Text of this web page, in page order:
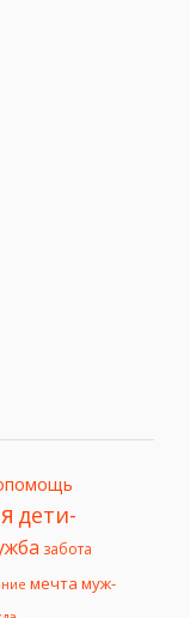
дети-
забота
мечта муж-